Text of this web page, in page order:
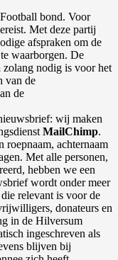
bond. Voor
Met deze partij
afspraken om de
waarborgen. De
nodig is voor het
van de
de
wij maken
MailChimp.
roepnaam, achternaam
Met alle personen,
hebben we een
wordt onder meer
relevant is voor de
donateurs en
in de Hilversum
ingeschreven als
blijven bij